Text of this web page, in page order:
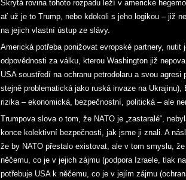
Skrytá rovina tohoto rozpadu leží v americké
ať už je to Trump, nebo kdokoli s jeho logikou – již
na jejich vlastní ústup ze slávy.
Americká potřeba ponižovat evropské partnery,
odpovědnosti za válku, kterou Washington již
USA soustředí na ochranu petrodolaru a svou
stejně problematická jako ruská invaze na
rizika – ekonomická, bezpečnostní, politická – ale
Trumpova slova o tom, že NATO je „zastaralé“,
konce kolektivní bezpečnosti, jak jsme ji znali. A
že by NATO přestalo existovat, ale v tom smyslu,
něčemu, co je v jejich zájmu (podpora Izraele, tlak
potřebuje USA k něčemu, co je v jejím zájmu